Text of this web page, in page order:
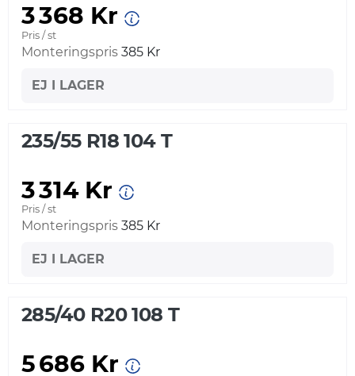
3 368 Kr
Pris / st
Monteringspris 385 Kr
EJ I LAGER
235/55 R18 104 T
3 314 Kr
Pris / st
Monteringspris 385 Kr
EJ I LAGER
285/40 R20 108 T
5 686 Kr